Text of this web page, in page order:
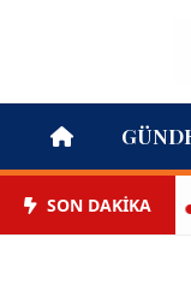
SON DAKİKA